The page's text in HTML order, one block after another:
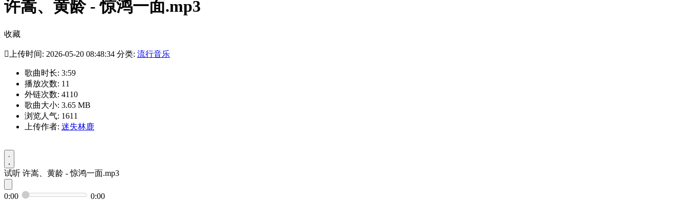
许嵩、黄龄 - 惊鸿一面.mp3
收藏
 上传时间: 2026-05-20 08:48:34 分类: 流行音乐
歌曲时长: 3:59
播放次数: 11
外链次数: 4110
歌曲大小: 3.65 MB
浏览人气: 1611
上传作者: 迷失林鹿
试听 许嵩、黄龄 - 惊鸿一面.mp3
0:00 0:00